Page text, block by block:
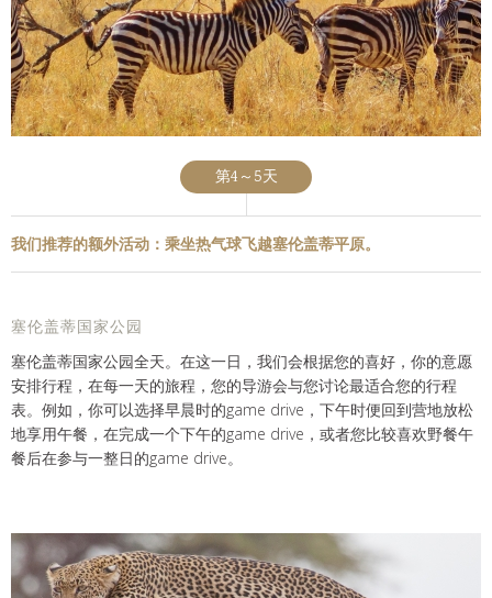
第4～5天
我们推荐的额外活动：乘坐热气球飞越塞伦盖蒂平原。
塞伦盖蒂国家公园
塞伦盖蒂国家公园全天。在这一日，我们会根据您的喜好，你的意愿
安排行程，在每一天的旅程，您的导游会与您讨论最适合您的行程
表。例如，你可以选择早晨时的game drive，下午时便回到营地放松
地享用午餐，在完成一个下午的game drive，或者您比较喜欢野餐午
餐后在参与一整日的game drive。